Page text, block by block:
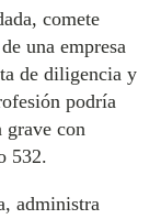
comete
una empresa
de diligencia y
podría
grave con
532.
administra